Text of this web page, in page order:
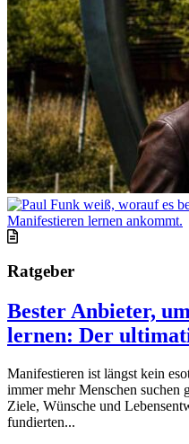
Ratgeber
Bester Anbieter,
lernen: Der
Manifestieren ist längst kein
immer mehr Menschen suchen
Ziele, Wünsche und
fundierten...